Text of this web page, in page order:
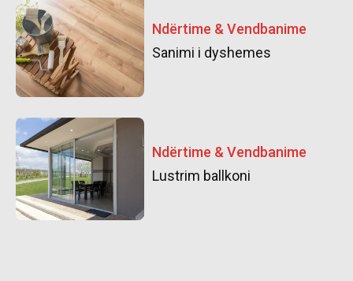
Ndërtime & Vendbanime
Sanimi i dyshemes
Ndërtime & Vendbanime
Lustrim ballkoni